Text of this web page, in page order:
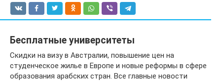
Бесплатные университеты
Скидки на визу в Австралии, повышение цен на
студенческое жилье в Европе и новые реформы в сфере
образования арабских стран. Все главные новости